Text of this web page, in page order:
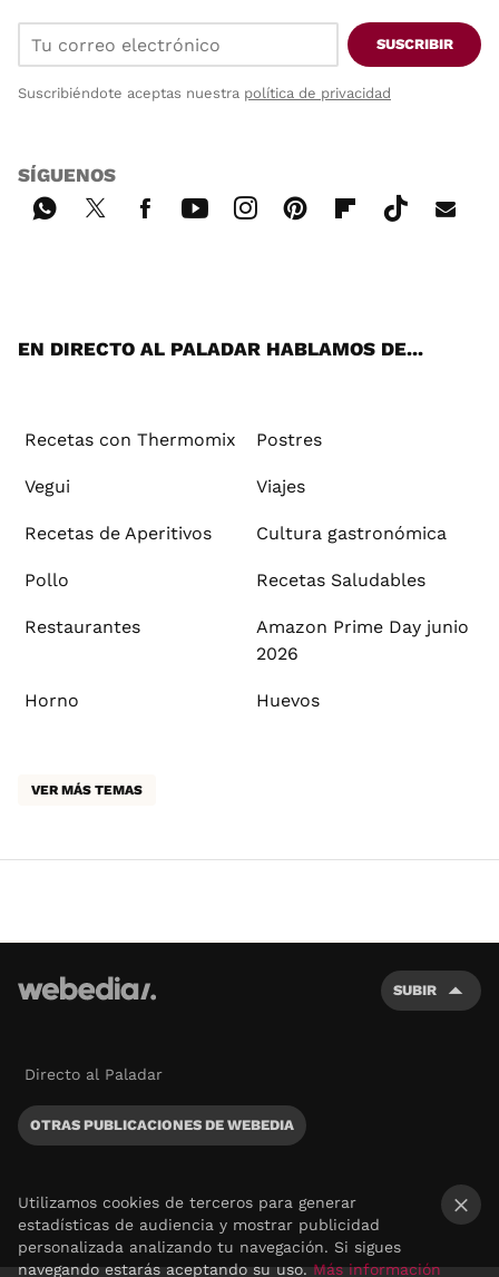
SUSCRIBIR
Suscribiéndote aceptas nuestra política de privacidad
SÍGUENOS
EN DIRECTO AL PALADAR HABLAMOS DE...
Recetas con Thermomix Postres
Vegui Viajes
Recetas de Aperitivos Cultura gastronómica
Pollo Recetas Saludables
Restaurantes
Amazon Prime Day junio
2026
Horno Huevos
VER MÁS TEMAS
SUBIR
Directo al Paladar
OTRAS PUBLICACIONES DE WEBEDIA
Utilizamos cookies de terceros para generar
estadísticas de audiencia y mostrar publicidad
personalizada analizando tu navegación. Si sigues
navegando estarás aceptando su uso.Más información